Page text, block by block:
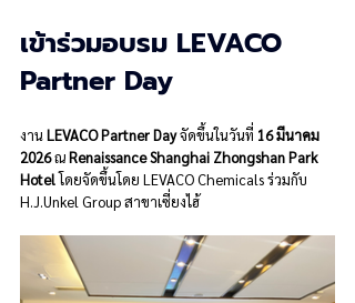
เข้าร่วมอบรม LEVACO
Partner Day
งาน LEVACO Partner Day จัดขึ้นในวันที่ 16 มีนาคม
2026 ณ Renaissance Shanghai Zhongshan Park
Hotel โดยจัดขึ้นโดย LEVACO Chemicals ร่วมกับ
H.J.Unkel Group สาขาเซี่ยงไฮ้